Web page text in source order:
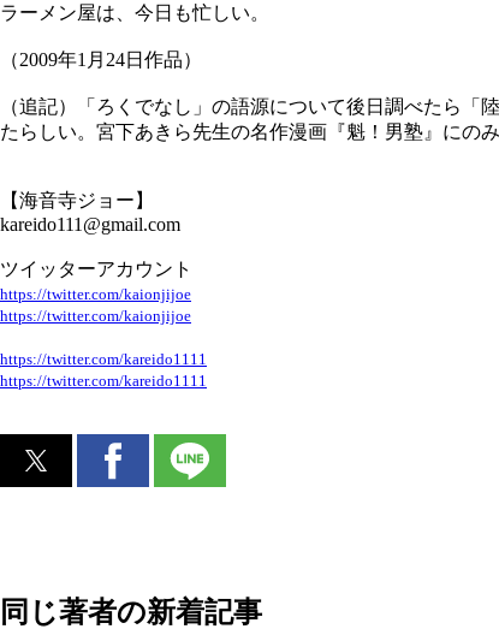
ラーメン屋は、今日も忙しい。
（2009年1月24日作品）
（追記）「ろくでなし」の語源について後日調べたら
たらしい。宮下あきら先生の名作漫画『魁！男塾』にの
【海音寺ジョー】
kareido111@gmail.com
ツイッターアカウント
https://twitter.com/kaionjijoe
https://twitter.com/kaionjijoe
https://twitter.com/kareido1111
https://twitter.com/kareido1111
同じ著者の新着記事